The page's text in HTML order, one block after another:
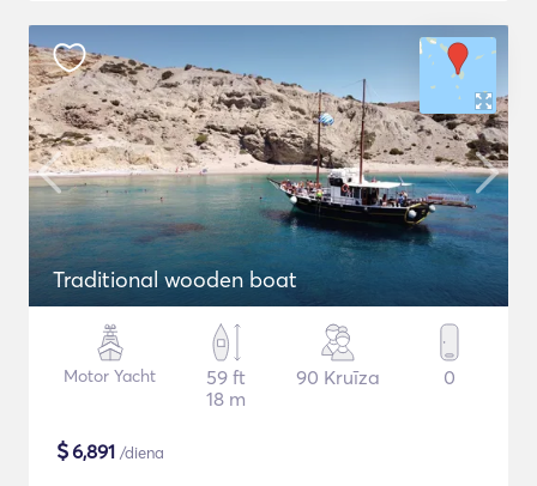
Traditional wooden boat
Motor Yacht
59 ft
18 m
90 Kruīza 0
$6,891 /diena